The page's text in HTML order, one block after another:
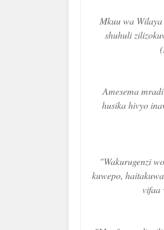
Mkuu wa
shuhuli
Amesema
husika hivyo
"Wakurugenzi
kuwepo,
vifaa